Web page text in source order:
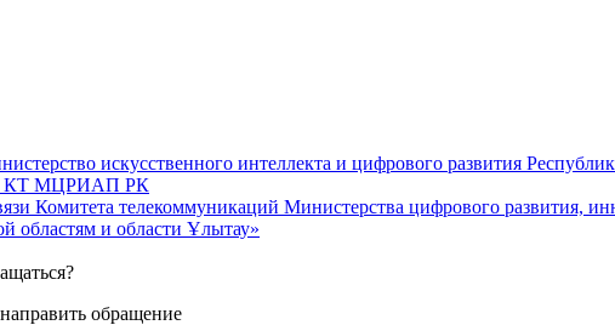
искусственного интеллекта и цифрового развития
КТ МЦРИАП РК
Комитета телекоммуникаций Министерства цифрового развития,
областям и области Ұлытау»
обращение